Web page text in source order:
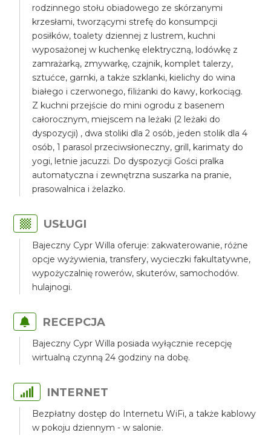
rodzinnego stołu obiadowego ze skórzanymi
krzesłami, tworzącymi strefę do konsumpcji
posiłków, toalety dziennej z lustrem, kuchni
wyposażonej w kuchenkę elektryczną, lodówkę z
zamrażarką, zmywarkę, czajnik, komplet talerzy,
sztućce, garnki, a także szklanki, kielichy do wina
białego i czerwonego, filiżanki do kawy, korkociąg.
Z kuchni przejście do mini ogrodu z basenem
całorocznym, miejscem na leżaki (2 leżaki do
dyspozycji) , dwa stoliki dla 2 osób, jeden stolik dla 4
osób, 1 parasol przeciwsłoneczny, grill, karimaty do
yogi, letnie jacuzzi. Do dyspozycji Gości pralka
automatyczna i zewnętrzna suszarka na pranie,
prasowalnica i żelazko.
USŁUGI
Bajeczny Cypr Willa oferuje: zakwaterowanie, różne
opcje wyżywienia, transfery, wycieczki fakultatywne,
wypożyczalnię rowerów, skuterów, samochodów.
hulajnogi.
RECEPCJA
Bajeczny Cypr Willa posiada wyłącznie recepcję
wirtualną czynną 24 godziny na dobę.
INTERNET
Bezpłatny dostęp do Internetu WiFi, a także kablowy
w pokoju dziennym - w salonie.